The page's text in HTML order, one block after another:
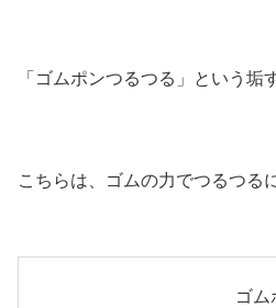
「ゴムポンつるつる」という垢
こちらは、ゴムの力でつるつる
ゴム